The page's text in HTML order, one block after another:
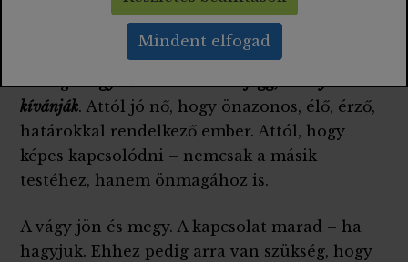
eltávolít – mert a megfelelés mindig a
kapcsolódás rovására megy.
És végül:egy nő értéke nem attól függ, mennyire
kívánják. Attól jó nő, hogy önazonos, élő, érző,
határokkal rendelkező ember. Attól, hogy
képes kapcsolódni – nemcsak a másik
testéhez, hanem önmagához is.
A vágy jön és megy. A kapcsolat marad – ha
hagyjuk. Ehhez pedig arra van szükség, hogy
Mindent elfogad